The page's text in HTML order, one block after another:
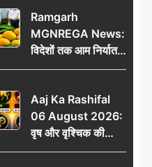
थर्मल
Ramgarh
MGNREGA News:
विदेशों तक आम निर्यात
का सफर, जिले ने
प्रथम स्थान
Aaj Ka Rashifal
06 August 2026:
वृष और वृश्चिक की
चमकेगी किस्मत, मेष-